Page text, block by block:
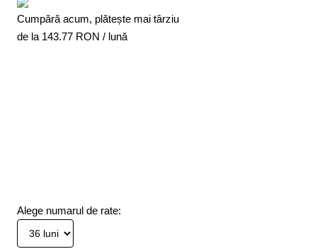
Cumpără acum, plătește mai târziu
de la 143.77 RON / lună
Alege numarul de rate: